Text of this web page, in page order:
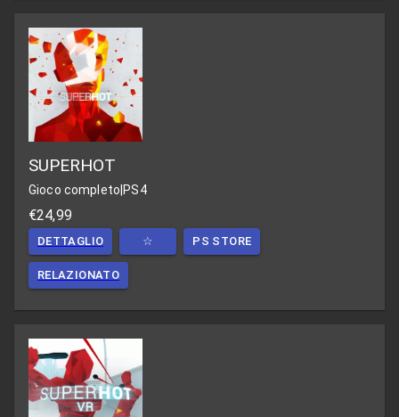
SUPERHOT
Gioco completo PS4
€24,99
DETTAGLIO ☆ PS STORE
RELAZIONATO